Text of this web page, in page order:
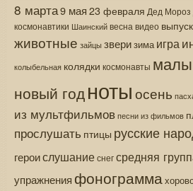
8 марта9 мая 23 февраля Дед Мороз
космонавтики Шаинскийвесна видео
животные зайцы зверизима игра
колыбельная колядки космонавты
новый годнотыосень
из мультфильмов песни из фильмов
прослушать птицы русские
героислушаниеснегсредняя
упражнения фонограмма